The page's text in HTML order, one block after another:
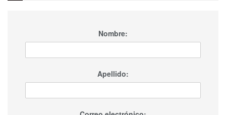
Nombre:
Apellido: